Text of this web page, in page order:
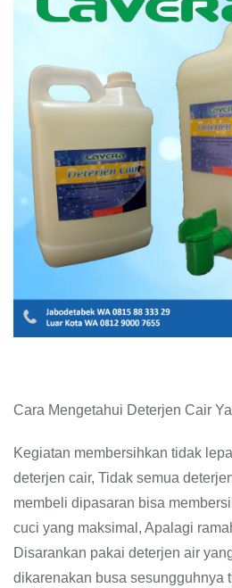
Cara Mengetahui Deterjen Cair
Kegiatan membersihkan tidak
deterjen cair, Tidak semua
membeli dipasaran bisa
cuci yang maksimal, Apalagi
Disarankan pakai deterjen air
dikarenakan busa sesungguhnya